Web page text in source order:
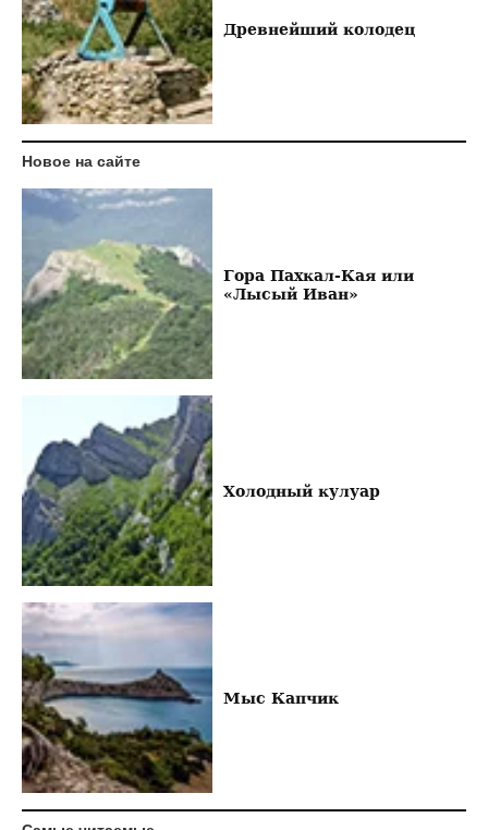
Древнейший колодец
Новое на сайте
Гора Пахкал-Кая или
«Лысый Иван»
Холодный кулуар
Мыс Капчик